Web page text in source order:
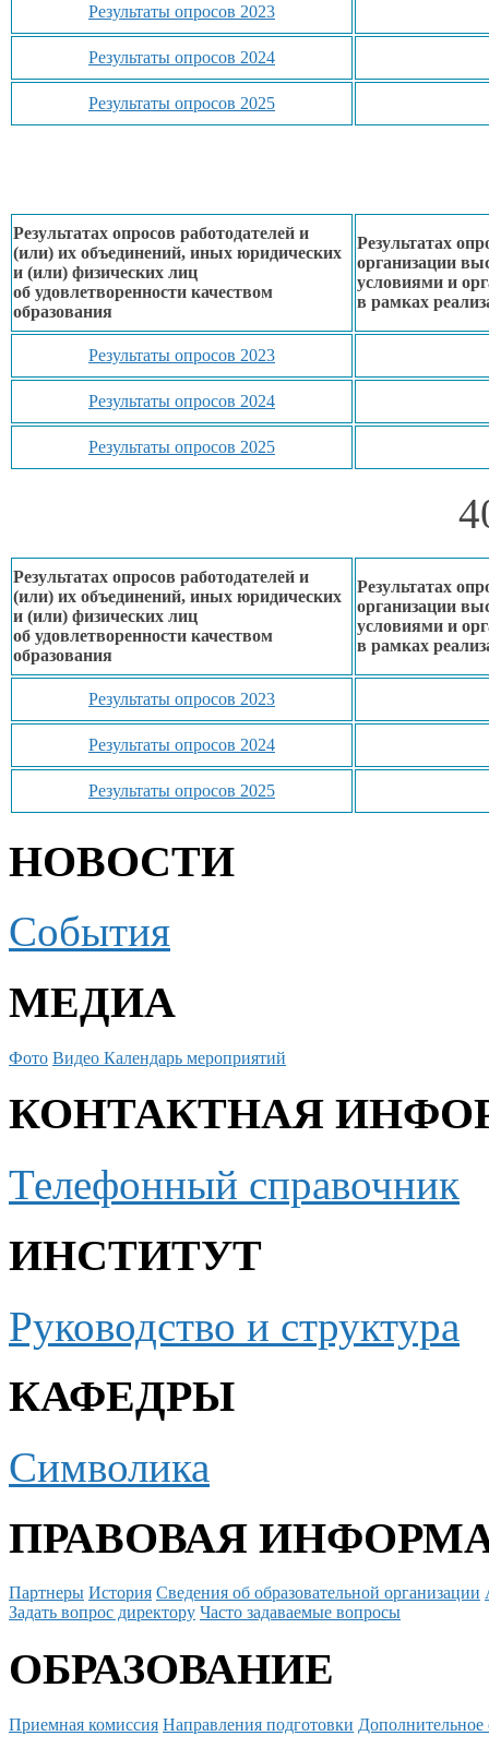
Результаты опросов 2023
Результаты опросов 2024
Результаты опросов 2025
Результатах опросов работодателей и
(или) их объединений, иных юридических
и (или) физических лиц
об удовлетворенности качеством
образования
Результатах
организации
условиями и
в рамках
Результаты опросов 2023
Результаты опросов 2024
Результаты опросов 2025
Результатах опросов работодателей и
(или) их объединений, иных юридических
и (или) физических лиц
об удовлетворенности качеством
образования
Результатах
организации
условиями и
в рамках
Результаты опросов 2023
Результаты опросов 2024
Результаты опросов 2025
НОВОСТИ
События
МЕДИА
Фото Видео Календарь мероприятий
КОНТАКТНАЯ
Телефонный справочник
ИНСТИТУТ
Руководство и структура
КАФЕДРЫ
Символика
ПРАВОВАЯ
Партнеры История Сведения об образовательной организации
Задать вопрос директору Часто задаваемые вопросы
ОБРАЗОВАНИЕ
Приемная комиссия Направления подготовки Дополнительное